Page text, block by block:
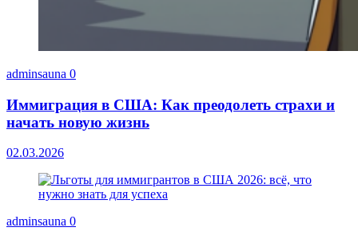
adminsauna 0
Иммиграция в США: Как преодолеть страхи и
начать новую жизнь
02.03.2026
adminsauna 0